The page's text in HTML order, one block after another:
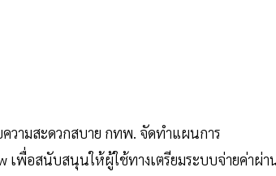
วามสะดวกสบาย กทพ. จัดทำแผนการ
เพื่อสนับสนุนให้ผู้ใช้ทางเตรียมระบบจ่ายค่าผ่า